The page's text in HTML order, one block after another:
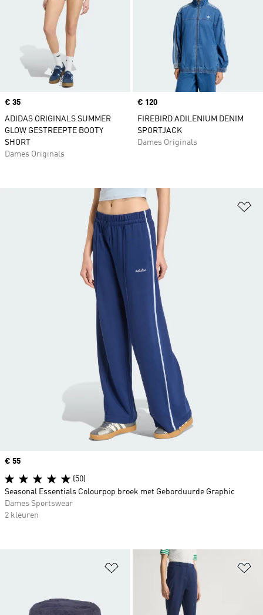
Price
€ 35
ADIDAS ORIGINALS SUMMER
GLOW GESTREEPTE BOOTY
SHORT
Dames Originals
Price
€ 120
FIREBIRD ADILENIUM DENIM
SPORTJACK
Dames Originals
Op verlanglijst zetten
Price
€ 55
(50)
Seasonal Essentials Colourpop broek met Geborduurde Graphic
Dames Sportswear
2 kleuren